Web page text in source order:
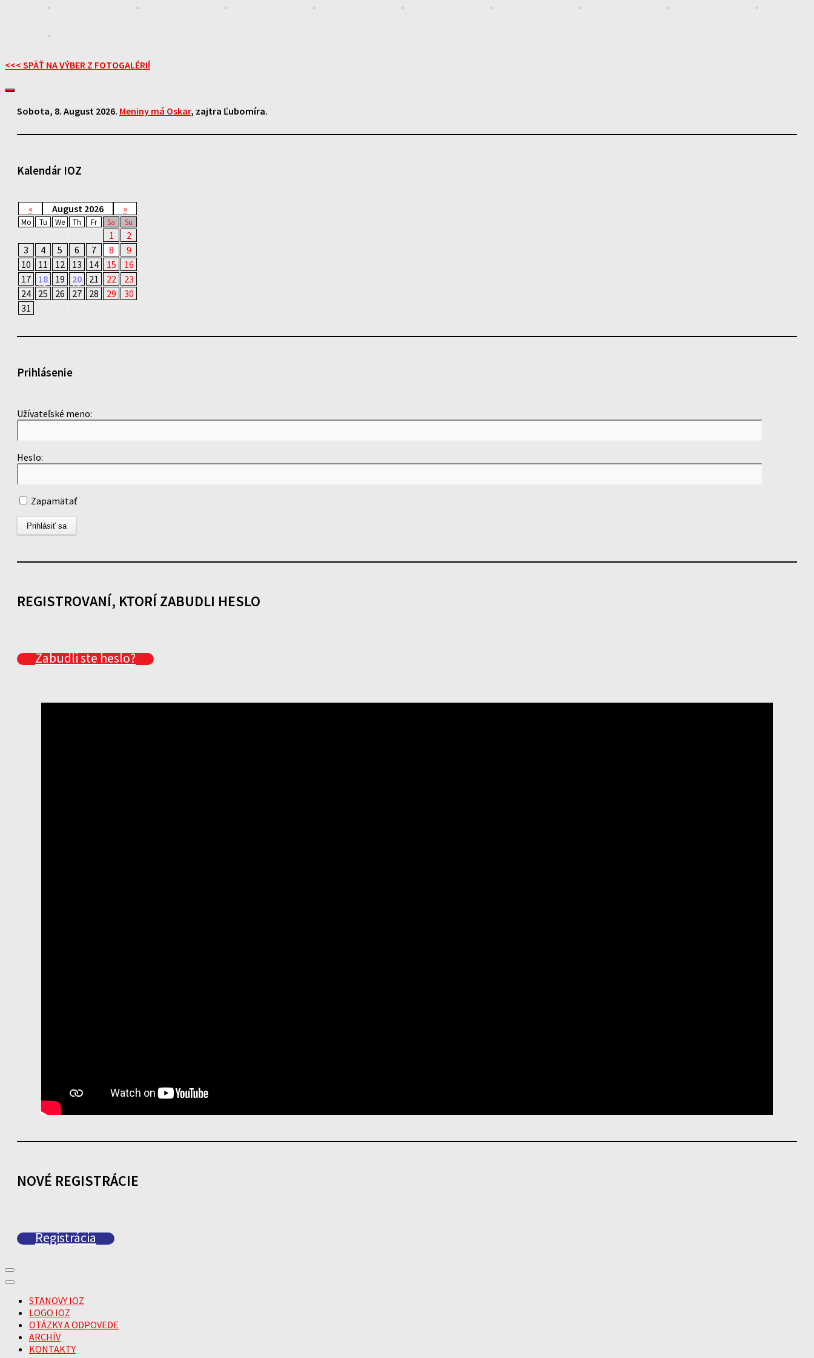
<<< SPÄŤ NA VÝBER Z FOTOGALÉRIÍ
Sobota, 8. August 2026. Meniny má Oskar, zajtra Ľubomíra.
Kalendár IOZ
« August 2026 »
Mo Tu We Th Fr Sa Su
1
2
3
4 5 6 7 8
9
10
11 12 13 14 15
16
17
18 19 20 21 22
23
24
25 26 27 28 29
30
31
Prihlásenie
Užívateľské meno:
Heslo:
Zapamätať
REGISTROVANÍ, KTORÍ ZABUDLI HESLO
Zabudli ste heslo?
NOVÉ REGISTRÁCIE
Registrácia
STANOVY IOZ
LOGO IOZ
OTÁZKY A ODPOVEDE
ARCHÍV
KONTAKTY